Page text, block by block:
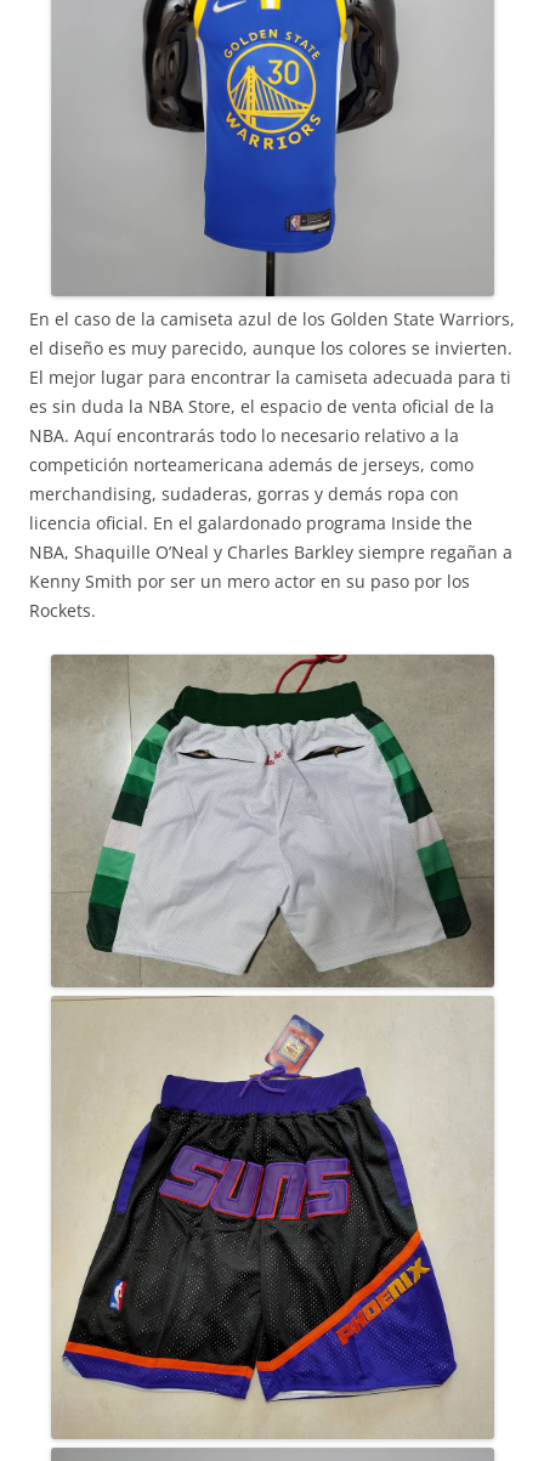
En el caso de la camiseta azul de los Golden State Warriors,
el diseño es muy parecido, aunque los colores se invierten.
El mejor lugar para encontrar la camiseta adecuada para ti
es sin duda la NBA Store, el espacio de venta oficial de la
NBA. Aquí encontrarás todo lo necesario relativo a la
competición norteamericana además de jerseys, como
merchandising, sudaderas, gorras y demás ropa con
licencia oficial. En el galardonado programa Inside the
NBA, Shaquille O’Neal y Charles Barkley siempre regañan a
Kenny Smith por ser un mero actor en su paso por los
Rockets.